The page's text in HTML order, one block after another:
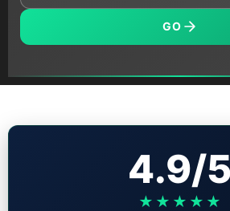
GO
4.9/5
★★★★★